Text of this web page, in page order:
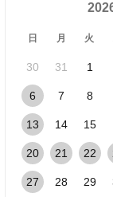
日 月 火
30 31 1
6 7 8
13 14 15
20 21 22
27 28 29